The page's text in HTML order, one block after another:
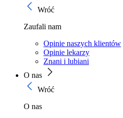
Wróć
Zaufali nam
Opinie naszych klientów
Opinie lekarzy
Znani i lubiani
O nas
Wróć
O nas